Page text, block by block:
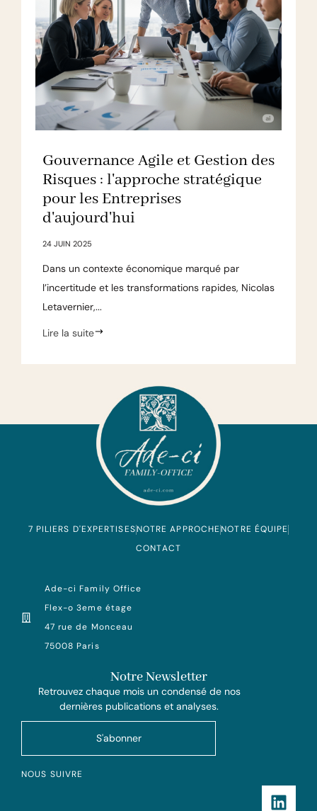
Gouvernance Agile et Gestion des
Risques : l'approche stratégique
pour les Entreprises
d'aujourd'hui
24 JUIN 2025
Dans un contexte économique marqué par
l’incertitude et les transformations rapides, Nicolas
Letavernier,...
Lire la suite
7 PILIERS D'EXPERTISESNOTRE APPROCHE NOTRE ÉQUIPE
CONTACT
Ade-ci Family Office
Flex-o 3eme étage
47 rue de Monceau
75008 Paris
Notre Newsletter
Retrouvez chaque mois un condensé de nos
dernières publications et analyses.
S'abonner
NOUS SUIVRE